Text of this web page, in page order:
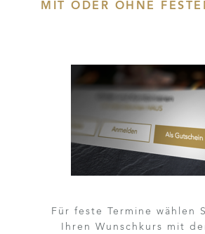
MIT ODER OHNE
Für feste Termine wählen
Ihren Wunschkurs mit